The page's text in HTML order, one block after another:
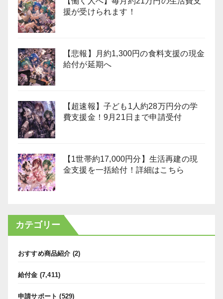
援が受けられます！
【悲報】月約1,300円の食料支援の現金
給付が延期へ
【超速報】子ども1人約28万円分の学
費支援金！9月21日まで申請受付
【1世帯約17,000円分】生活再建の現
金支援を一括給付！詳細はこちら
カテゴリー
おすすめ商品紹介 (2)
給付金 (7,411)
申請サポート (529)